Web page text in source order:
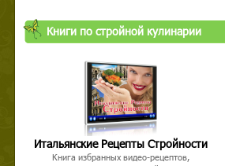
Книги по стройной кулинарии
Итальянские Рецепты Стройности
Книга избранных видео-рецептов,